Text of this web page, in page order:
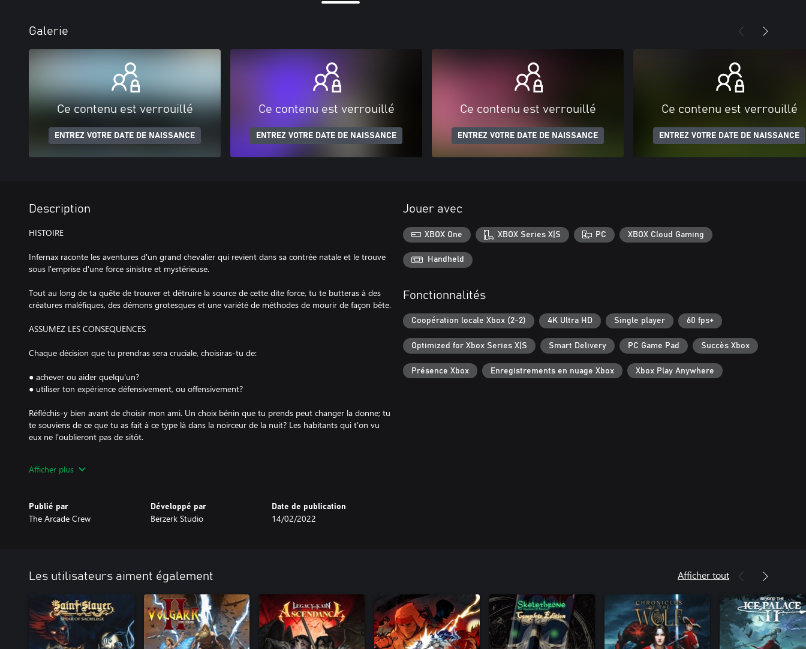
Galerie
Ce contenu est verrouillé
ENTREZ VOTRE DATE DE NAISSANCE
Ce contenu est verrouillé
ENTREZ VOTRE DATE DE NAISSANCE
Ce contenu est verrouillé
ENTREZ VOTRE DATE DE NAISSANCE
Ce contenu est verrouillé
ENTREZ VOTRE DATE DE NAISSANCE
Description
HISTOIRE
Infernax raconte les aventures d'un grand chevalier qui revient dans sa contrée natale et le trouve
sous l'emprise d'une force sinistre et mystérieuse.
Tout au long de ta quête de trouver et détruire la source de cette dite force, tu te butteras à des
créatures maléfiques, des démons grotesques et une variété de méthodes de mourir de façon bête.
ASSUMEZ LES CONSEQUENCES
Chaque décision que tu prendras sera cruciale, choisiras-tu de:
● achever ou aider quelqu'un?
● utiliser ton expérience défensivement, ou offensivement?
Réfléchis-y bien avant de choisir mon ami. Un choix bénin que tu prends peut changer la donne; tu
te souviens de ce que tu as fait à ce type là dans la noirceur de la nuit? Les habitants qui t'on vu
eux ne l'oublieront pas de sitôt.
monstres!
Alors, prend d'assaut les sinistres châteaux qui tourmentent Upel avant que d'autres innocents
succombent à cette mystérieuse malédiction. Au final, il n'y a que toi qui puisse enfin mettre fin à
leur règne de terreur, d'une manière ou d'une autre; c'est ton histoire après tout.
MISE À JOUR DEUX OR DIE
Afficher plus
Publié par
The Arcade Crew
Développé par
Berzerk Studio
Date de publication
14/02/2022
Jouer avec
XBOX One XBOX Series X|S PC XBOX Cloud Gaming
Handheld
Fonctionnalités
Coopération locale Xbox (2-2) 4K Ultra HD Single player 60 fps+
Optimized for Xbox Series X|S Smart Delivery PC Game Pad Succès Xbox
Présence Xbox Enregistrements en nuage Xbox Xbox Play Anywhere
Les utilisateurs aiment également Afficher tout